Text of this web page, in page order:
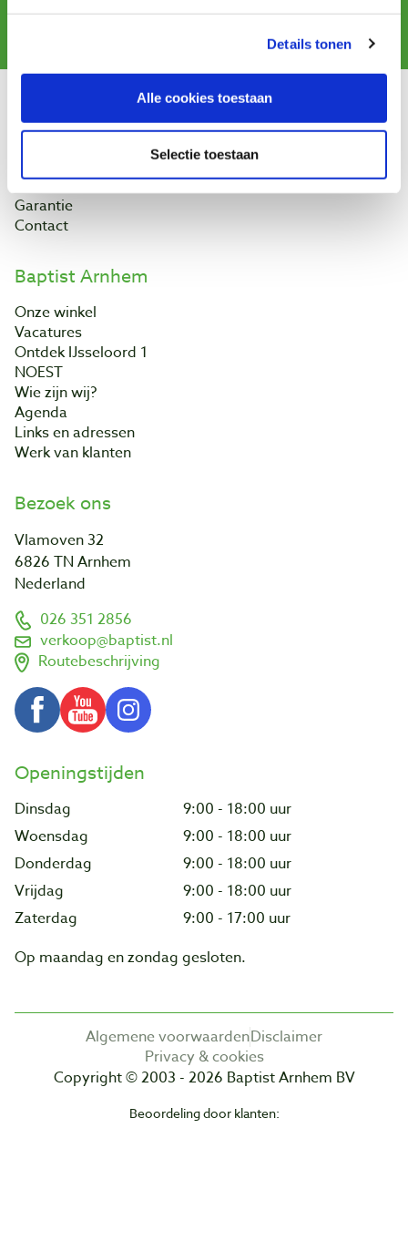
Details tonen
Alle cookies toestaan
Selectie toestaan
Klantenservice
Retourneren
Garantie
Contact
Baptist Arnhem
Onze winkel
Vacatures
Ontdek IJsseloord 1
NOEST
Wie zijn wij?
Agenda
Links en adressen
Werk van klanten
Bezoek ons
Vlamoven 32
6826 TN Arnhem
Nederland
026 351 2856
verkoop@baptist.nl
Routebeschrijving
Openingstijden
Dinsdag
9:00 - 18:00 uur
Woensdag
9:00 - 18:00 uur
Donderdag
9:00 - 18:00 uur
Vrijdag
9:00 - 18:00 uur
Zaterdag
9:00 - 17:00 uur
Op maandag en zondag gesloten.
Algemene voorwaardenDisclaimer
Privacy & cookies
Copyright © 2003 - 2026 Baptist Arnhem BV
Beoordeling door klanten: